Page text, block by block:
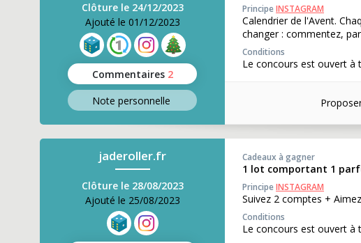
Clôture le 24/12/2023
Ajouté le 01/12/2023
Commentaires 2
Note personnelle
PrincipeINSTAGRAM
Calendrier de l'Avent.
changer : commentez,
Conditions
Le concours est ouvert à
jaderoller.fr
Clôture le 28/08/2023
Ajouté le 25/08/2023
Cadeaux à gagner
1 lot comportant 1
PrincipeINSTAGRAM
Suivez 2 comptes +
Conditions
Le concours est ouvert à